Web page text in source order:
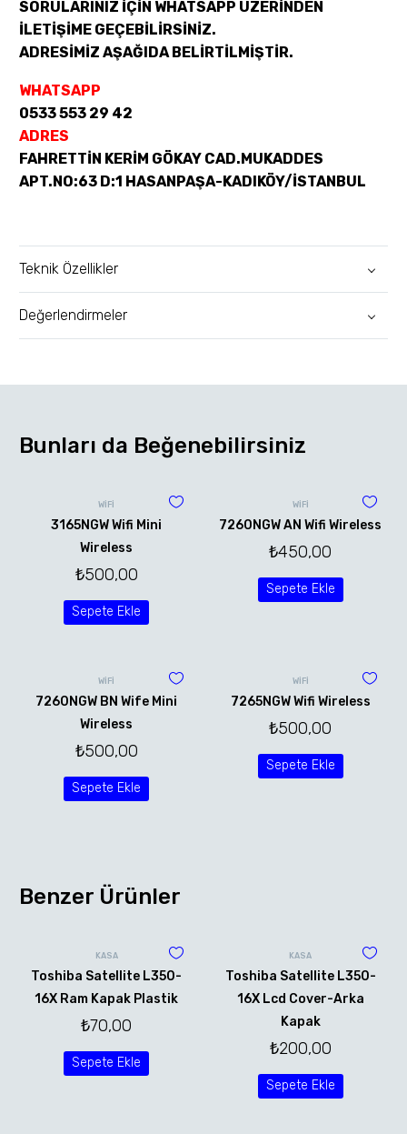
SORULARINIZ İÇİN WHATSAPP ÜZERİNDEN
İLETİŞİME GEÇEBİLİRSİNİZ.
ADRESİMİZ AŞAĞIDA BELİRTİLMİŞTİR.
WHATSAPP
0533 553 29 42
ADRES
FAHRETTİN KERİM GÖKAY CAD.MUKADDES
APT.NO:63 D:1 HASANPAŞA-KADIKÖY/İSTANBUL
Teknik Özellikler
Değerlendirmeler
Bunları da Beğenebilirsiniz
WİFİ
3165NGW Wifi Mini
Wireless
₺500,00
Sepete Ekle
WİFİ
7260NGW AN Wifi Wireless
₺450,00
Sepete Ekle
WİFİ
7260NGW BN Wife Mini
Wireless
₺500,00
Sepete Ekle
WİFİ
7265NGW Wifi Wireless
₺500,00
Sepete Ekle
Benzer Ürünler
KASA
Toshiba Satellite L350-
16X Ram Kapak Plastik
₺70,00
Sepete Ekle
KASA
Toshiba Satellite L350-
16X Lcd Cover-Arka
Kapak
₺200,00
Sepete Ekle